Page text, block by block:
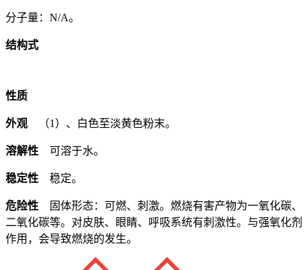
分子量：N/A。
结构式
性质
外观 （1）、白色至淡黄色粉末。
溶解性 可溶于水。
稳定性 稳定。
危险性
固体形态：可燃、刺激。燃烧有害产物为一氧化碳、
二氧化碳等。对皮肤、眼睛、呼吸系统有刺激性。与强氧化剂
作用，会导致燃烧的发生。